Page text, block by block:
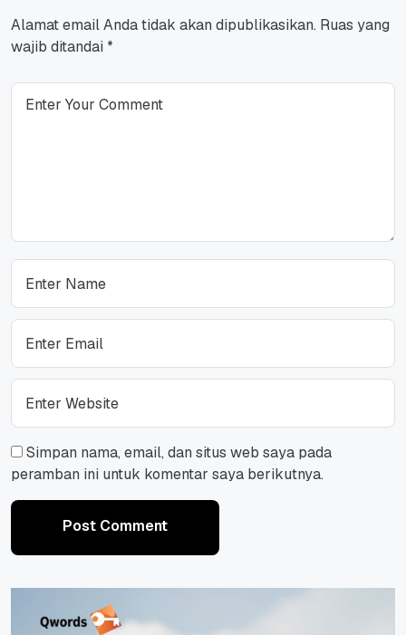
Alamat email Anda tidak akan dipublikasikan. Ruas yang
wajib ditandai *
Simpan nama, email, dan situs web saya pada
peramban ini untuk komentar saya berikutnya.
Post Comment